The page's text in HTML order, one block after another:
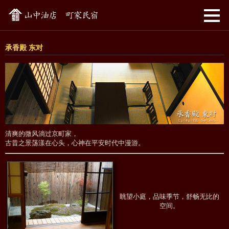
承香殿 东对
清爽的微风淌过京町家，
古昔之景荡漾在心头，心神在平安时代中漫游。
眺望小庭，品味季节，舒畅无比的
空间。